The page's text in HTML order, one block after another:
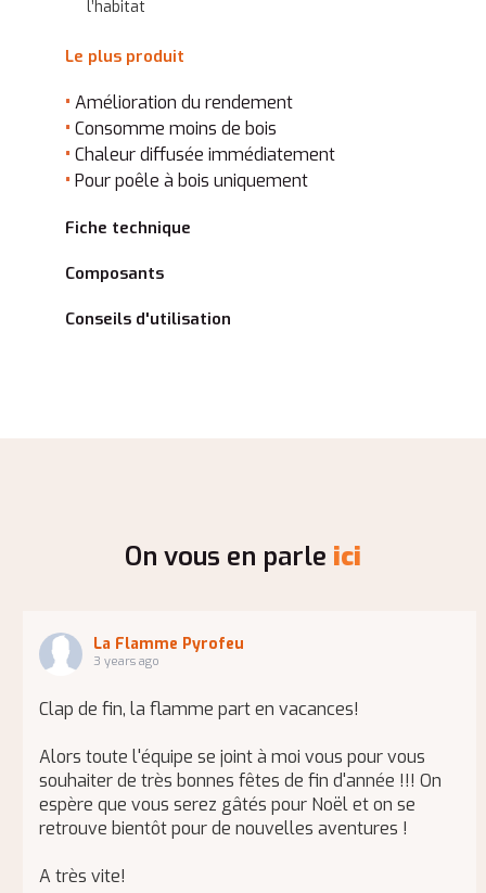
l’habitat
Le plus produit
• Amélioration du rendement
• Consomme moins de bois
• Chaleur diffusée immédiatement
• Pour poêle à bois uniquement
Fiche technique
Composants
Conseils d'utilisation
On vous en parle ici
La Flamme Pyrofeu
3 years ago
Clap de fin, la flamme part en vacances!
Alors toute l'équipe se joint à moi vous pour vous
souhaiter de très bonnes fêtes de fin d'année !!! On
espère que vous serez gâtés pour Noël et on se
retrouve bientôt pour de nouvelles aventures !
A très vite!